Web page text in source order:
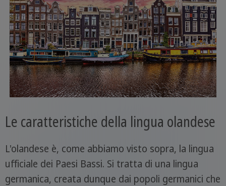
Le caratteristiche della lingua olandese
L'olandese è, come abbiamo visto sopra, la lingua
ufficiale dei Paesi Bassi. Si tratta di una lingua
germanica, creata dunque dai popoli germanici che